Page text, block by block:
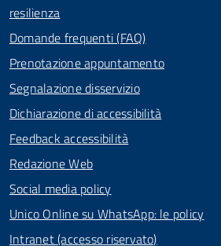
resilienza
Domande frequenti (FAQ)
Prenotazione appuntamento
Segnalazione disservizio
Dichiarazione di accessibilità
Feedback accessibilità
Redazione Web
Social media policy
Unico Online su WhatsApp: le policy
Intranet (accesso riservato)